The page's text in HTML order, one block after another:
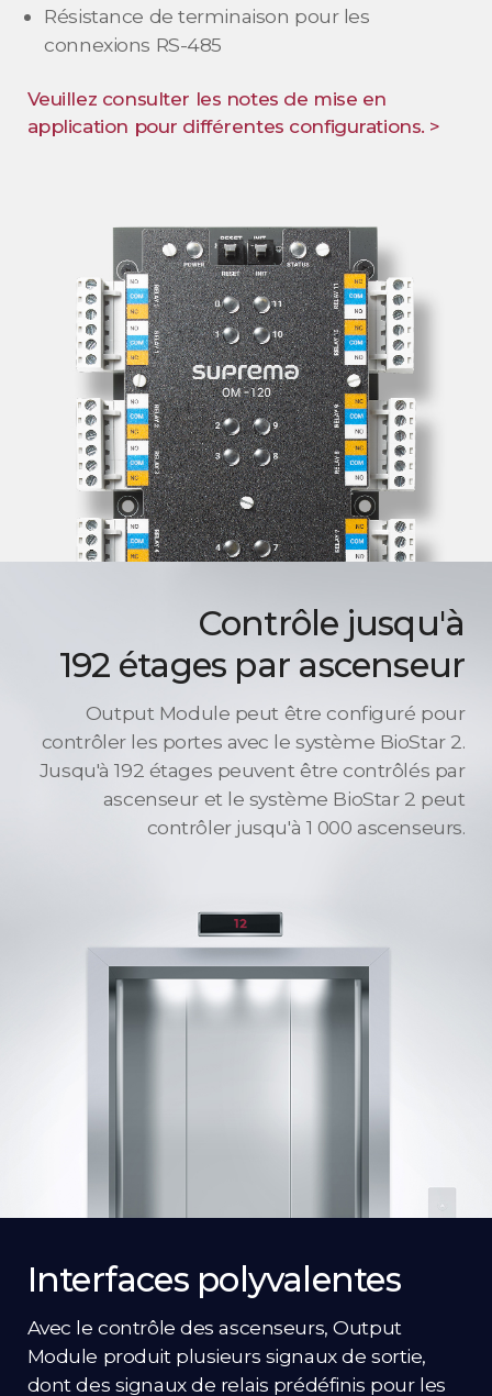
Résistance de terminaison pour les
connexions RS-485
Veuillez consulter les notes de mise en
application pour différentes configurations. >
Contrôle jusqu'à
192 étages par ascenseur
Output Module peut être configuré pour
contrôler les portes avec le système BioStar 2.
Jusqu'à 192 étages peuvent être contrôlés par
ascenseur et le système BioStar 2 peut
contrôler jusqu'à 1 000 ascenseurs.
Interfaces polyvalentes
Avec le contrôle des ascenseurs, Output
Module produit plusieurs signaux de sortie,
dont des signaux de relais prédéfinis pour les